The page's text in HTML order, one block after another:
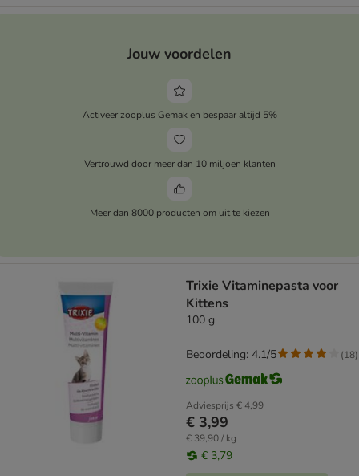
Jouw voordelen
Activeer zooplus Gemak en bespaar altijd 5%
Vertrouwd door meer dan 10 miljoen klanten
Meer dan 8000 producten om uit te kiezen
Trixie Vitaminepasta voor
Kittens
100 g
Adviesprijs € 4,99
€ 3,99
€ 39,90 / kg
€ 3,79
Beoordeling: 4.1/5 (18)